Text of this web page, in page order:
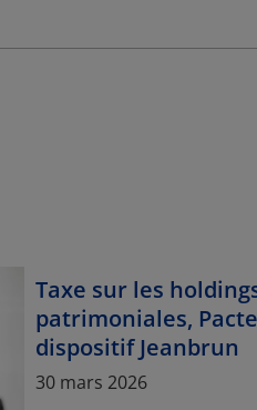
Taxe sur les
patrimoniales,
dispositif Jeanbrun
Article Posted date
30 mars 2026